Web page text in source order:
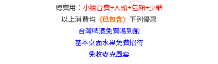
總費用： 小姐台費+人頭+包廂+少爺
以上消費均 〈已包含〉 下列優惠
台灣啤酒免費喝到飽
基本桌面水果免費招待
免收麥克風套